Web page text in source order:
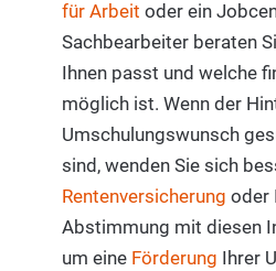
für Arbeit oder ein
Sachbearbeiter beraten
Ihnen passt und welche
möglich ist. Wenn der
Umschulungswunsch
sind, wenden Sie sich
Rentenversicherung oder
Abstimmung mit diesen
um eine Förderung Ihrer